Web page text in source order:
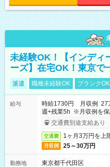
未経験OK！【インディ
ーズ】在宅OK！東京で
派遣 職種未経験OK ブランクOK
給与
時給1730円 月収例 27
週+残業5h ※月収例を
受取りサービス利用可（
交通費別途支給あり
交通費 1ヶ月3万円を上
月収例 25～30万円
勤務地
東京都千代田区